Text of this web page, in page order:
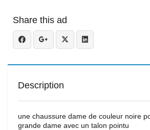
Share this ad
Description
une chaussure dame de couleur noire
grande dame avec un talon pointu